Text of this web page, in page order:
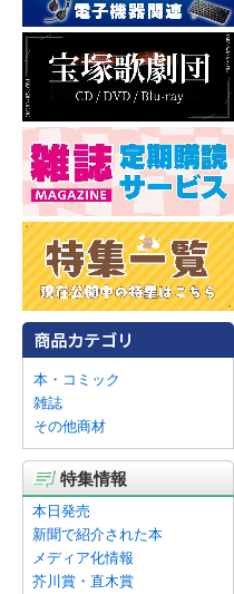
本・コミック
雑誌
その他商材
特集情報
本日発売
新聞で紹介された本
メディア化情報
芥川賞・直木賞